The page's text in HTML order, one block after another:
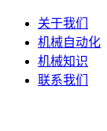
关于我们
机械自动化
机械知识
联系我们